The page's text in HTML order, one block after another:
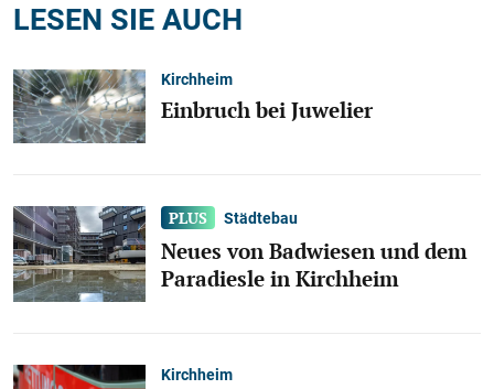
LESEN SIE AUCH
Kirchheim
Einbruch bei Juwelier
Städtebau
Neues von Badwiesen und dem
Paradiesle in Kirchheim
Kirchheim